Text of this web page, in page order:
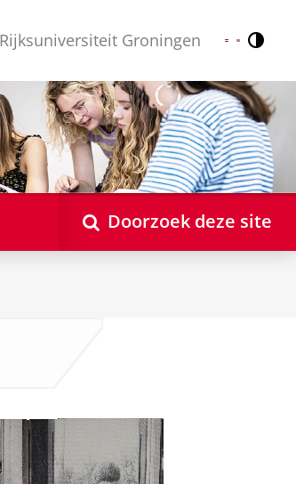
Groningen Nederlands
English
Doorzoek deze site